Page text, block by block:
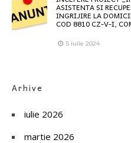
ASISTENTA SI
INGRIJIRE LA
COD 8810 CZ-V-I,
5 iulie 2024
Arhive
iulie 2026
martie 2026